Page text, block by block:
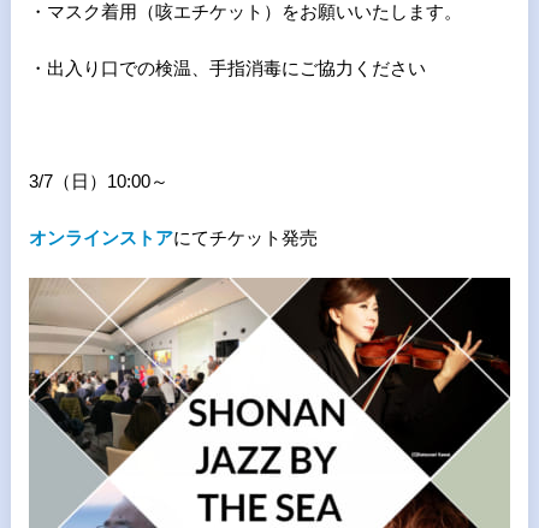
・マスク着用（咳エチケット）をお願いいたします。
・出入り口での検温、手指消毒にご協力ください
3/7（日）10:00～
オンラインストアにてチケット発売